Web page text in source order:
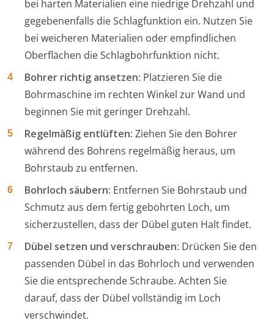
bei harten Materialien eine niedrige Drehzahl und
gegebenenfalls die Schlagfunktion ein. Nutzen Sie
bei weicheren Materialien oder empfindlichen
Oberflächen die Schlagbohrfunktion nicht.
Bohrer richtig ansetzen: Platzieren Sie die
Bohrmaschine im rechten Winkel zur Wand und
beginnen Sie mit geringer Drehzahl.
Regelmäßig entlüften: Ziehen Sie den Bohrer
während des Bohrens regelmäßig heraus, um
Bohrstaub zu entfernen.
Bohrloch säubern: Entfernen Sie Bohrstaub und
Schmutz aus dem fertig gebohrten Loch, um
sicherzustellen, dass der Dübel guten Halt findet.
Dübel setzen und verschrauben: Drücken Sie den
passenden Dübel in das Bohrloch und verwenden
Sie die entsprechende Schraube. Achten Sie
darauf, dass der Dübel vollständig im Loch
verschwindet.